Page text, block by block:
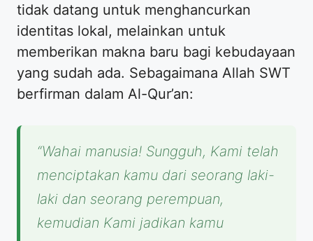
tidak datang untuk menghancurkan
identitas lokal, melainkan untuk
memberikan makna baru bagi kebudayaan
yang sudah ada. Sebagaimana Allah SWT
berfirman dalam Al-Qur’an:
“Wahai manusia! Sungguh, Kami telah
menciptakan kamu dari seorang laki-
laki dan seorang perempuan,
kemudian Kami jadikan kamu